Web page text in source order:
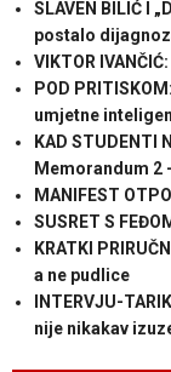
SLAVEN BILIĆ I
postalo
VIKTOR
POD
umjetne
KAD STUDENTI
Memorandum 2
MANIFEST
SUSRET S
KRATKI
a ne pudlice
INTERVJU-
nije nikakav